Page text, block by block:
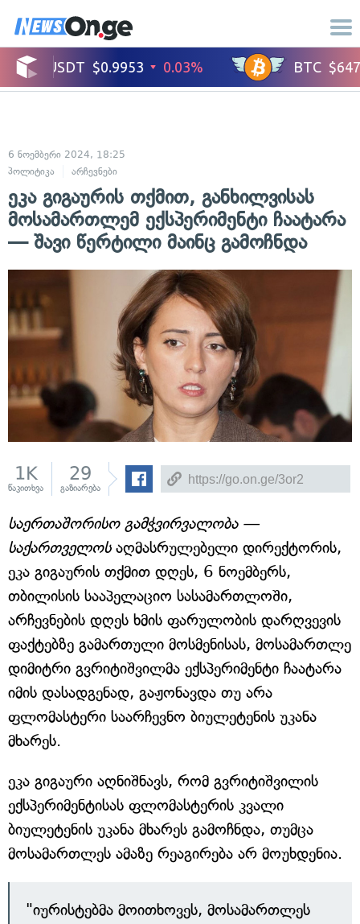
6 ნოემბერი 2024, 18:25
პოლიტიკა
არჩევნები
ეკა გიგაურის თქმით, განხილვისას
მოსამართლემ ექსპერიმენტი ჩაატარა
— შავი წერტილი მაინც გამოჩნდა
1K
წაკითხვა
29
გაზიარება
საერთაშორისო გამჭვირვალობა —
საქართველოსაღმასრულებელი დირექტორის,
ეკა გიგაურის თქმით დღეს, 6 ნოემბერს,
თბილისის სააპელაციო სასამართლოში,
არჩევნების დღეს ხმის ფარულობის დარღვევის
ფაქტებზე გამართული მოსმენისას, მოსამართლე
დიმიტრი გვრიტიშვილმა ექსპერიმენტი ჩაატარა
იმის დასადგენად, გაჟონავდა თუ არა
ფლომასტერი საარჩევნო ბიულეტენის უკანა
მხარეს.
ეკა გიგაური აღნიშნავს, რომ გვრიტიშვილის
ექსპერიმენტისას ფლომასტერის კვალი
ბიულეტენის უკანა მხარეს გამოჩნდა, თუმცა
მოსამართლეს ამაზე რეაგირება არ მოუხდენია.
"იურისტებმა მოითხოვეს, მოსამართლეს